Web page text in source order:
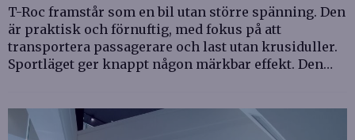
T-Roc framstår som en bil utan större spänning. Den
är praktisk och förnuftig, med fokus på att
transportera passagerare och last utan krusiduller.
Sportläget ger knappt någon märkbar effekt. Den…